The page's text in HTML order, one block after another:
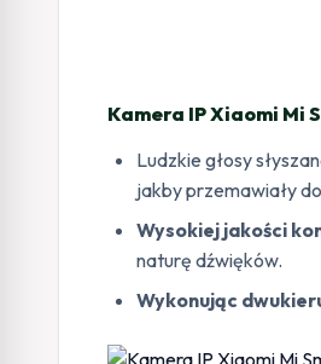
Kamera IP Xiaomi Mi
Ludzkie głosy
jakby przemawiały
Wysokiej jakości
naturę dźwięków.
Wykonując